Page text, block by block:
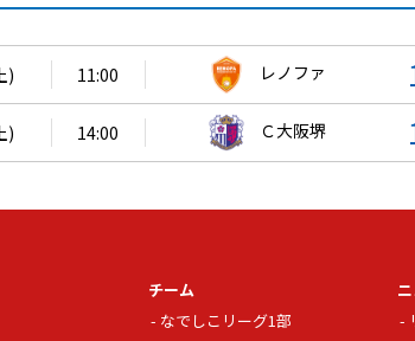
) 11:00 レノファ
) 14:00 Ｃ大阪堺
チーム
なでしこリーグ1部